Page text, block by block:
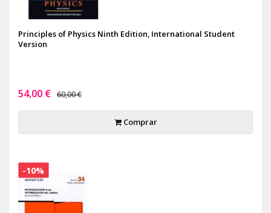
Principles of Physics Ninth Edition, International Student
Version
54,00 € 60,00 €
Comprar
-10%